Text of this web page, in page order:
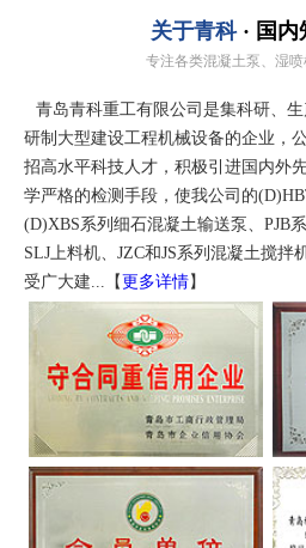
关于青科· 国内
专注各类混凝土泵、湿
青岛青科重工有限公司是集科研、
研制大型建设工程机械设备的企业，
招高水平科技人才，积极引进国内外
学严格的检测手段，使我公司的
(D)XBS系列细石混凝土输送泵、PJB
SLJ上料机、JZC和JS系列混凝土搅拌
受广大建...【 更多详情】